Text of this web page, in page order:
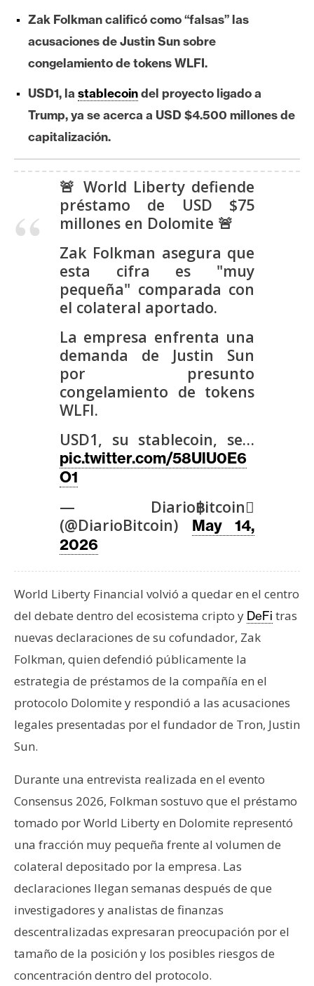
I
A
A
n
á
i
N
s
R
e
c
u
s
C
n
t
a
c
o
y
P
Zak Folkman calificó como “falsas” las
acusaciones de Justin Sun sobre
congelamiento de tokens WLFI.
USD1, la stablecoindel proyecto ligado a
Trump, ya se acerca a USD $4.500 millones de
capitalización.
🚨 World Liberty defiende
préstamo de USD $75
millones en Dolomite 🚨
Zak Folkman asegura que
esta cifra es "muy
pequeña" comparada con
el colateral aportado.
La empresa enfrenta una
demanda de Justin Sun
por presunto
congelamiento de tokens
WLFI.
USD1, su stablecoin, se…
pic.twitter.com/58UlU0E6
O1
— Diario฿itcoin
(@DiarioBitcoin) May 14,
2026
World Liberty Financial volvió a quedar en el centro
del debate dentro del ecosistema cripto y DeFi tras
nuevas declaraciones de su cofundador, Zak
Folkman, quien defendió públicamente la
estrategia de préstamos de la compañía en el
protocolo Dolomite y respondió a las acusaciones
legales presentadas por el fundador de Tron, Justin
Sun.
Durante una entrevista realizada en el evento
Consensus 2026, Folkman sostuvo que el préstamo
tomado por World Liberty en Dolomite representó
una fracción muy pequeña frente al volumen de
colateral depositado por la empresa. Las
declaraciones llegan semanas después de que
investigadores y analistas de finanzas
descentralizadas expresaran preocupación por el
tamaño de la posición y los posibles riesgos de
concentración dentro del protocolo.